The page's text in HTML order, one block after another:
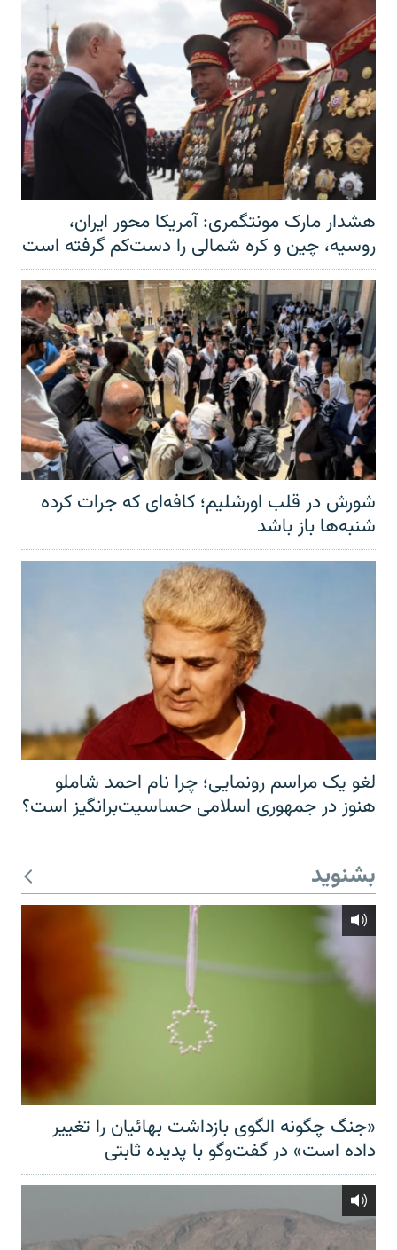
هشدار مارک مونتگمری: آمریکا محور ایران،
روسیه، چین و کره شمالی را دست‌کم گرفته است
شورش در قلب اورشلیم؛ کافه‌ای که جرات کرده
شنبه‌ها باز باشد
لغو یک مراسم رونمایی؛ چرا نام احمد شاملو
هنوز در جمهوری اسلامی حساسیت‌برانگیز است؟
بشنوید
«جنگ چگونه الگوی بازداشت بهائیان را تغییر
داده است» در گفت‌وگو با پدیده ثابتی